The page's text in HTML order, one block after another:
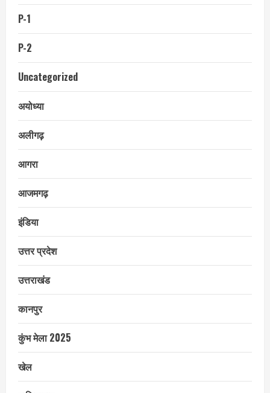
P-1
P-2
Uncategorized
अयोध्या
अलीगढ़
आगरा
आजमगढ़
इंडिया
उत्तर प्रदेश
उत्तराखंड
कानपुर
कुंभ मेला 2025
खेल